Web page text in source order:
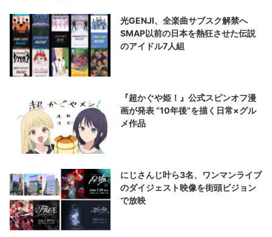
光GENJI、全楽曲サブスク解禁へ
SMAP以前の日本を熱狂させた伝説
のアイドル7人組
『超かぐや姫！』公式スピンオフ漫
画が発表 “10年後”を描く日常×グル
メ作品
にじさんじ叶ら3名、ワンマンライブ
のダイジェスト映像を街頭ビジョン
で放映